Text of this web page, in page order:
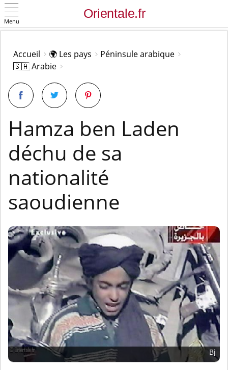
Menu
Accueil 🌍 Les pays
Péninsule arabique
🇸🇦 Arabie
Hamza ben Laden
déchu de sa
nationalité
saoudienne
Bj